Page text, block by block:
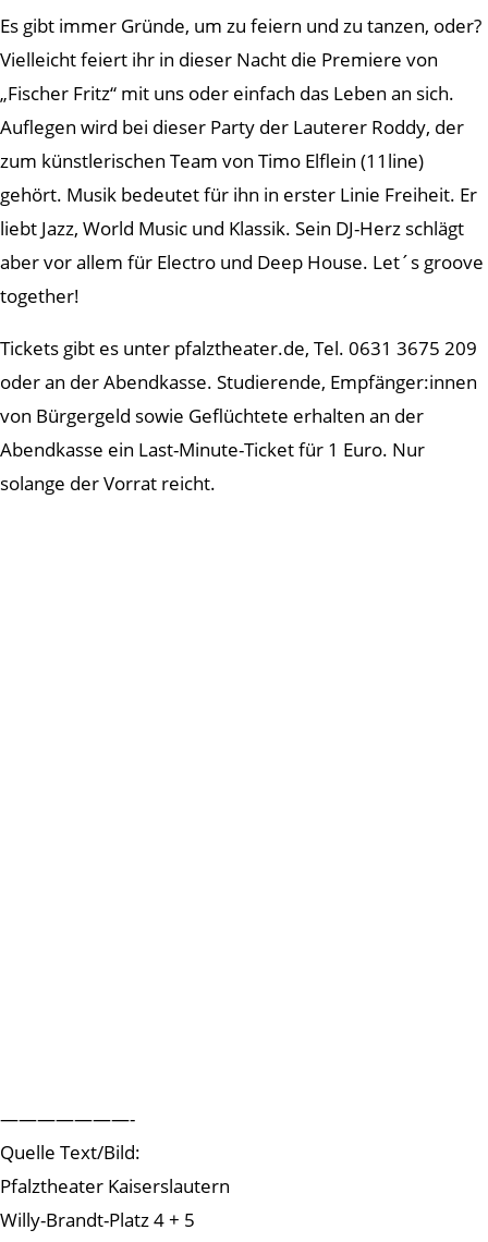
Es gibt immer Gründe, um zu feiern und zu tanzen, oder?
Vielleicht feiert ihr in dieser Nacht die Premiere von
„Fischer Fritz“ mit uns oder einfach das Leben an sich.
Auflegen wird bei dieser Party der Lauterer Roddy, der
zum künstlerischen Team von Timo Elflein (11line)
gehört. Musik bedeutet für ihn in erster Linie Freiheit. Er
liebt Jazz, World Music und Klassik. Sein DJ-Herz schlägt
aber vor allem für Electro und Deep House. Let´s groove
together!
Tickets gibt es unter pfalztheater.de, Tel. 0631 3675 209
oder an der Abendkasse. Studierende, Empfänger:innen
von Bürgergeld sowie Geflüchtete erhalten an der
Abendkasse ein Last-Minute-Ticket für 1 Euro. Nur
solange der Vorrat reicht.
———————-
Quelle Text/Bild:
Pfalztheater Kaiserslautern
Willy-Brandt-Platz 4 + 5